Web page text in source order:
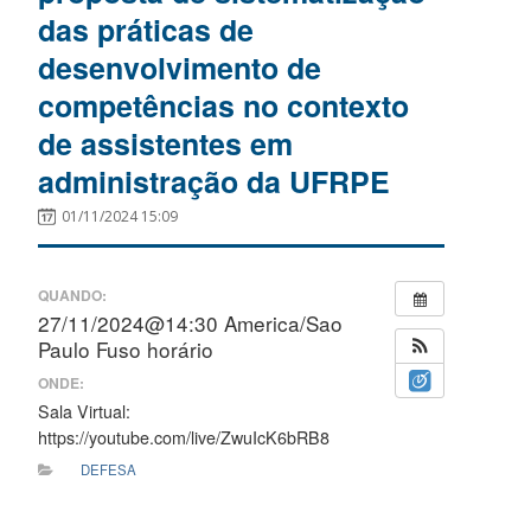
das práticas de
desenvolvimento de
competências no contexto
de assistentes em
administração da UFRPE
01/11/2024 15:09
QUANDO:
27/11/2024@14:30America/Sao
Paulo Fuso horário
ONDE:
Sala Virtual:
https://youtube.com/live/ZwuIcK6bRB8
DEFESA